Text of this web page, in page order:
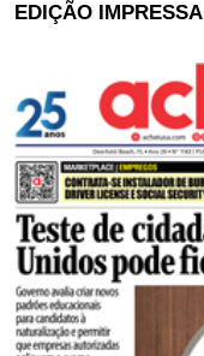
EDIÇÃO IMPRESSA